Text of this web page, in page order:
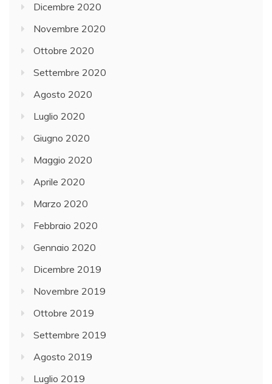
Dicembre 2020
Novembre 2020
Ottobre 2020
Settembre 2020
Agosto 2020
Luglio 2020
Giugno 2020
Maggio 2020
Aprile 2020
Marzo 2020
Febbraio 2020
Gennaio 2020
Dicembre 2019
Novembre 2019
Ottobre 2019
Settembre 2019
Agosto 2019
Luglio 2019